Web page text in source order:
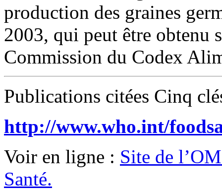
production des graines
2003, qui peut être obtenu
Commission du Codex
Publications citées Cinq
http://www.who.int/
Voir en ligne : Site de
Santé.